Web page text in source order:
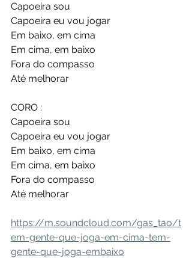
Capoeira sou
Capoeira eu vou jogar
Em baixo, em cima
Em cima, em baixo
Fora do compasso
Até melhorar
CORO :
Capoeira sou
Capoeira eu vou jogar
Em baixo, em cima
Em cima, em baixo
Fora do compasso
Até melhorar
https://m.soundcloud.com/gas_tao/t
em-gente-que-joga-em-cima-tem-
gente-que-joga-embaixo